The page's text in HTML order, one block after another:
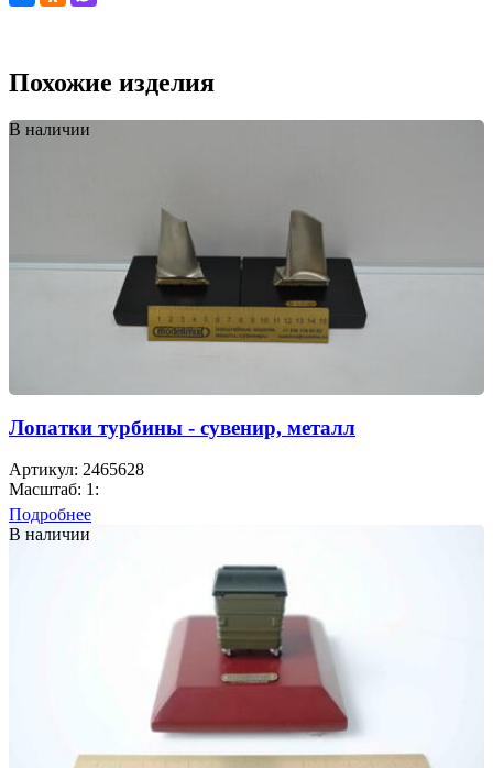
Похожие изделия
В наличии
Лопатки турбины - сувенир, металл
Артикул: 2465628
Масштаб: 1:
Подробнее
В наличии